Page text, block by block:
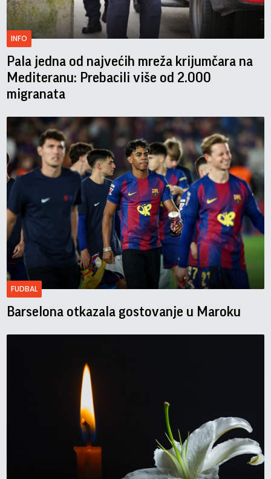
INFO
Pala jedna od najvećih mreža krijumčara na
Mediteranu: Prebacili više od 2.000
migranata
FUDBAL
Barselona otkazala gostovanje u Maroku